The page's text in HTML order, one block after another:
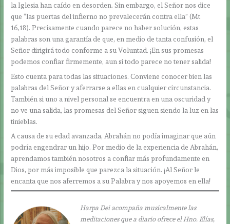
la Iglesia han caído en desorden. Sin embargo, el Señor nos dice
que “las puertas del infierno no prevalecerán contra ella” (Mt
16,18). Precisamente cuando parece no haber solución, estas
palabras son una garantía de que, en medio de tanta confusión, el
Señor dirigirá todo conforme a su Voluntad. ¡En sus promesas
podemos confiar firmemente, aun si todo parece no tener salida!
Esto cuenta para todas las situaciones. Conviene conocer bien las
palabras del Señor y aferrarse a ellas en cualquier circunstancia.
También si uno a nivel personal se encuentra en una oscuridad y
no ve una salida, las promesas del Señor siguen siendo la luz en las
tinieblas.
A causa de su edad avanzada, Abrahán no podía imaginar que aún
podría engendrar un hijo. Por medio de la experiencia de Abrahán,
aprendamos también nosotros a confiar más profundamente en
Dios, por más imposible que parezca la situación. ¡Al Señor le
encanta que nos aferremos a su Palabra y nos apoyemos en ella!
Harpa Dei acompaña musicalmente las
meditaciones que a diario ofrece el Hno. Elías,